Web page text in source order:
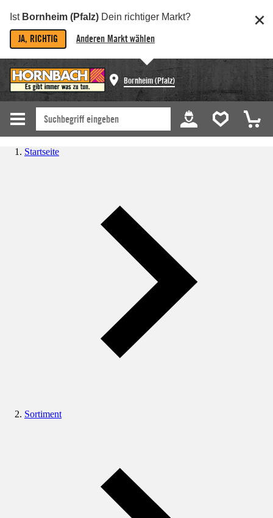
Ist Bornheim (Pfalz) Dein richtiger Markt?
JA, RICHTIG Anderen Markt wählen
Bornheim (Pfalz)
Startseite
Sortiment